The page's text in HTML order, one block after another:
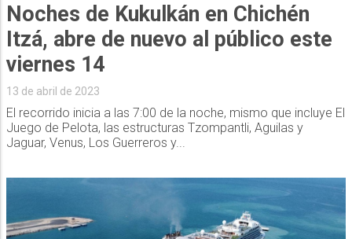
Noches de Kukulkán en Chichén
Itzá, abre de nuevo al público este
viernes 14
13 de abril de 2023
El recorrido inicia a las 7:00 de la noche, mismo que incluye El
Juego de Pelota, las estructuras Tzompantli, Aguilas y
Jaguar, Venus, Los Guerreros y...